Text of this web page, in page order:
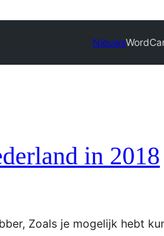
Nieuws
in 2018
Zoals je mogelijk hebt